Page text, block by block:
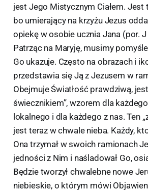
jest Jego Mistycznym Ciałem. Jest
bo umierający na krzyżu Jezus
opiekę w osobie ucznia Jana (por.
Patrząc na Maryję, musimy
Go ukazuje. Często na obrazach i
przedstawia się Ją z Jezusem w
Obejmuje Światłość prawdziwą,
świecznikiem”, wzorem dla
lokalnego i dla każdego z nas. Ten
jest teraz w chwale nieba. Każdy,
Ona trzymał w swoich ramionach
jedności z Nim i naśladował Go,
Będzie tworzył chwalebne nowe
niebieskie, o którym mówi